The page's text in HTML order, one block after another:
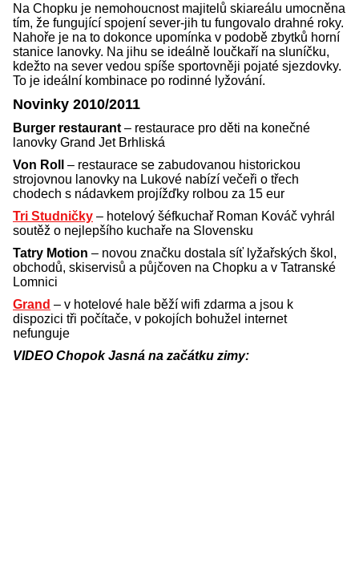
Na Chopku je nemohoucnost majitelů skiareálu umocněna
tím, že fungující spojení sever-jih tu fungovalo drahné roky.
Nahoře je na to dokonce upomínka v podobě zbytků horní
stanice lanovky. Na jihu se ideálně loučkaří na sluníčku,
kdežto na sever vedou spíše sportovněji pojaté sjezdovky.
To je ideální kombinace po rodinné lyžování.
Novinky 2010/2011
Burger restaurant – restaurace pro děti na konečné
lanovky Grand Jet Brhliská
Von Roll
– restaurace se zabudovanou historickou
strojovnou lanovky na Lukové nabízí večeři o třech
chodech s nádavkem projížďky rolbou za 15 eur
Tri Studničky – hotelový šéfkuchař Roman Kováč vyhrál
soutěž o nejlepšího kuchaře na Slovensku
Tatry Motion – novou značku dostala síť lyžařských škol,
obchodů, skiservisů a půjčoven na Chopku a v Tatranské
Lomnici
Grand – v hotelové hale běží wifi zdarma a jsou k
dispozici tři počítače, v pokojích bohužel internet
nefunguje
VIDEO Chopok Jasná na začátku zimy: